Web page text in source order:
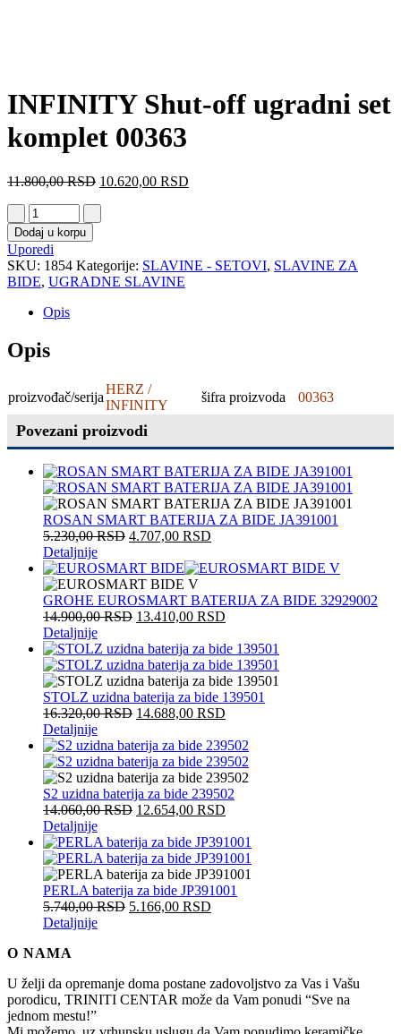
INFINITY Shut-off ugradni set
komplet 00363
11.800,00RSD 10.620,00 RSD
Dodaj u korpu
Uporedi
SKU: 1854 Kategorije: SLAVINE - SETOVI, SLAVINE ZA
BIDE, UGRADNE SLAVINE
Opis
Opis
proizvođač/serija
HERZ /
INFINITY
šifra proizvoda 00363
Povezani proizvodi
ROSAN SMART BATERIJA ZA BIDE JA391001
5.230,00RSD 4.707,00 RSD
Detaljnije
GROHE EUROSMART BATERIJA ZA BIDE 32929002
14.900,00RSD 13.410,00 RSD
Detaljnije
STOLZ uzidna baterija za bide 139501
16.320,00RSD 14.688,00 RSD
Detaljnije
S2 uzidna baterija za bide 239502
14.060,00RSD 12.654,00 RSD
Detaljnije
PERLA baterija za bide JP391001
5.740,00RSD 5.166,00 RSD
Detaljnije
O NAMA
U želji da opremanje doma postane zadovoljstvo za Vas i Vašu
porodicu, TRINITI CENTAR može da Vam ponudi “Sve na
jednom mestu!”